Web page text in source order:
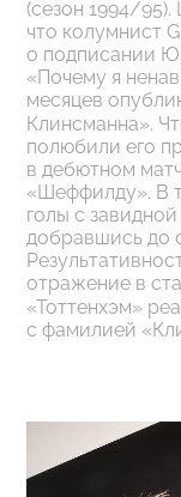
(сезон 1994/
что колумнист
о подписании
«Почему я
месяцев
Клинсманна».
полюбили его
в дебютном
«Шеффилду». В
голы с
добравшись до
отражение в
«Тоттенхэм»
с фамилией